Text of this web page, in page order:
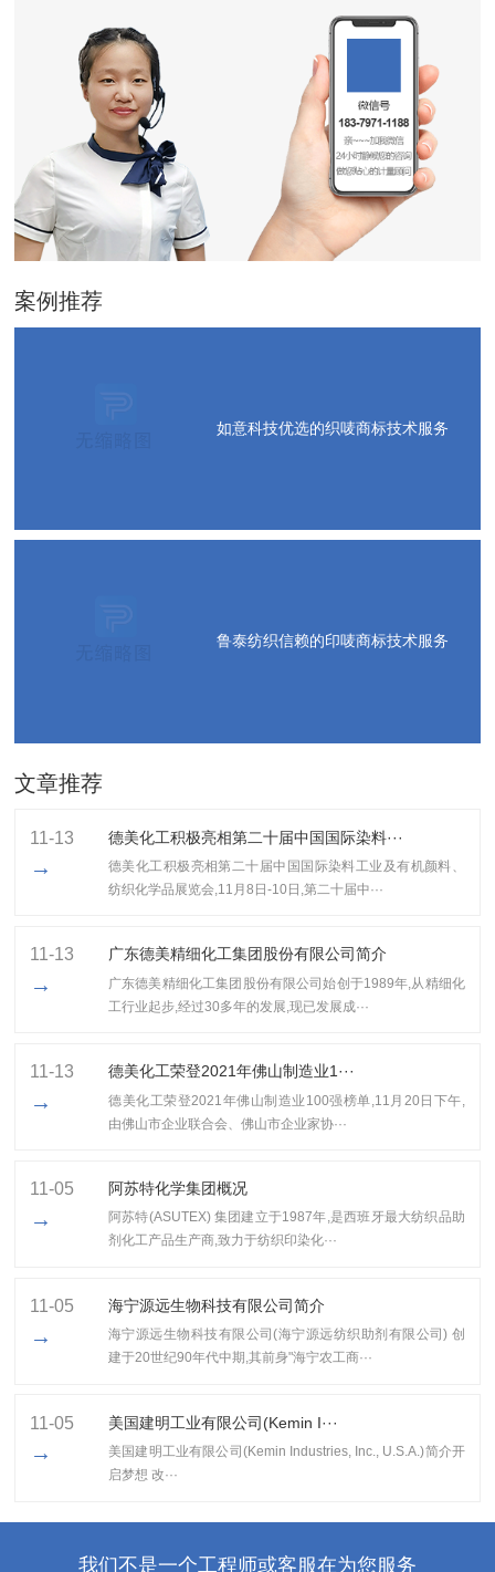
案例推荐
如意科技优选的织唛商标技术服务
鲁泰纺织信赖的印唛商标技术服务
文章推荐
11-13
→
德美化工积极亮相第二十届中国国际染料···
德美化工积极亮相第二十届中国国际染料工业及有机颜料、
纺织化学品展览会,11月8日-10日,第二十届中···
11-13
→
广东德美精细化工集团股份有限公司简介
广东德美精细化工集团股份有限公司始创于1989年,从精细化
工行业起步,经过30多年的发展,现已发展成···
11-13
→
​德美化工荣登2021年佛山制造业1···
​德美化工荣登2021年佛山制造业100强榜单,11月20日下午,
由佛山市企业联合会、佛山市企业家协···
11-05
→
阿苏特化学集团概况
阿苏特(ASUTEX) 集团建立于1987年,是西班牙最大纺织品助
剂化工产品生产商,致力于纺织印染化···
11-05
→
海宁源远生物科技有限公司简介
海宁源远生物科技有限公司(海宁源远纺织助剂有限公司) 创
建于20世纪90年代中期,其前身"海宁农工商···
11-05
→
美国建明工业有限公司(Kemin I···
美国建明工业有限公司(Kemin Industries, Inc., U.S.A.)简介开
启梦想 改···
我们不是一个工程师或客服在为您服务